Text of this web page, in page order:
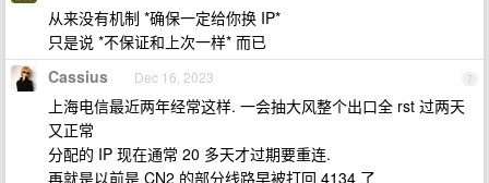
从来没有机制 *确保一定给你换 IP*
只是说 *不保证和上次一样* 而已
7
Cassius Dec 16, 2023
上海电信最近两年经常这样. 一会抽大风整个出口全 rst 过两天
又正常
分配的 IP 现在通常 20 多天才过期要重连.
再就是以前是 CN2 的部分线路早被打回 4134 了